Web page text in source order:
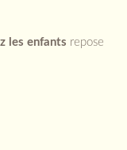
les enfants repose